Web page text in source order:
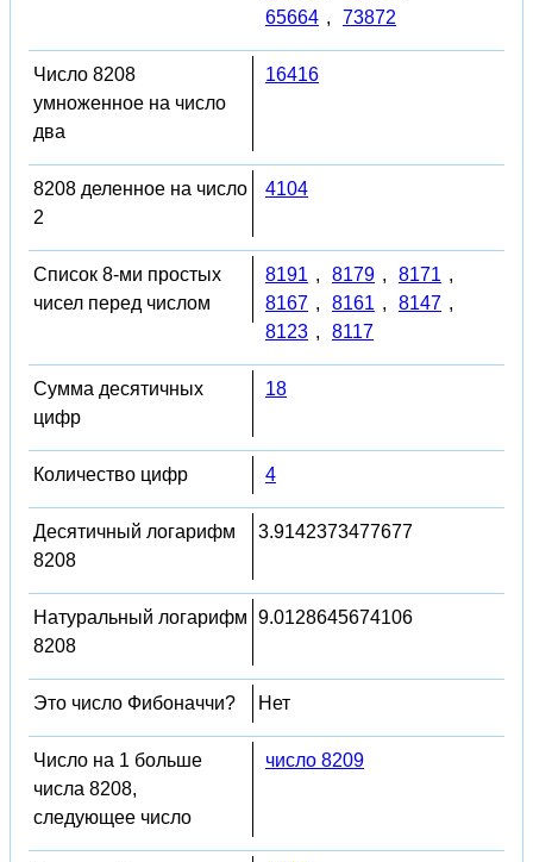
65664 , 73872
Число 8208
умноженное на число
два
16416
8208 деленное на число
2
4104
Список 8-ми простых
чисел перед числом
8191 , 8179 , 8171 ,
8167 , 8161 , 8147 ,
8123 , 8117
Сумма десятичных
цифр
18
Количество цифр 4
Десятичный логарифм
8208
3.9142373477677
Натуральный логарифм
8208
9.0128645674106
Это число Фибоначчи? Нет
Число на 1 больше
числа 8208,
следующее число
число 8209